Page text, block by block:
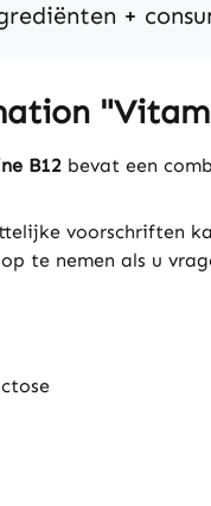
+
B12 bevat een
voorschriften
te nemen als u